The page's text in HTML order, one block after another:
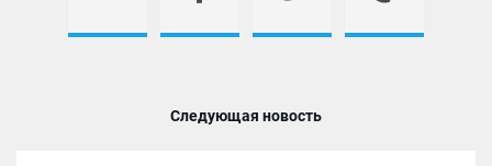
Следующая новость